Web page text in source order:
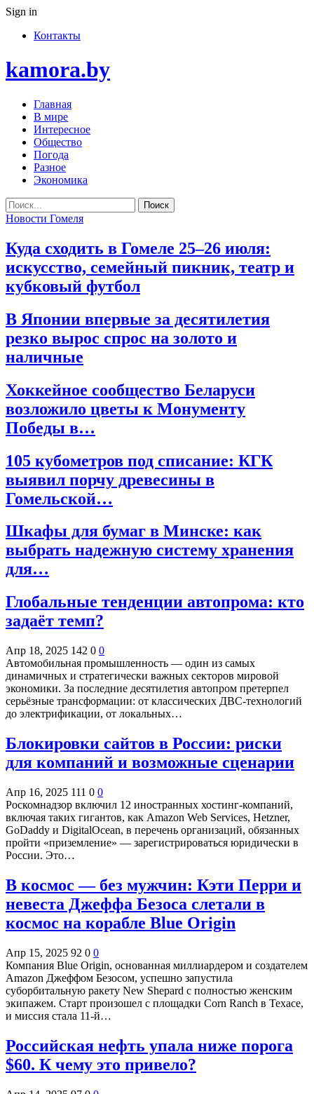
Sign in
Контакты
kamora.by
Главная
В мире
Интересное
Общество
Погода
Разное
Экономика
Новости Гомеля
Куда сходить в Гомеле 25–26 июля:
искусство, семейный пикник, театр и
кубковый футбол
В Японии впервые за десятилетия
резко вырос спрос на золото и
наличные
Хоккейное сообщество Беларуси
возложило цветы к Монументу
Победы в…
105 кубометров под списание: КГК
выявил порчу древесины в
Гомельской…
Шкафы для бумаг в Минске: как
выбрать надежную систему хранения
для…
Глобальные тенденции автопрома: кто
задаёт темп?
Апр 18, 2025 142 0 0
Автомобильная промышленность — один из самых
динамичных и стратегически важных секторов мировой
экономики. За последние десятилетия автопром претерпел
серьёзные трансформации: от классических ДВС-технологий
до электрификации, от локальных…
Блокировки сайтов в России: риски
для компаний и возможные сценарии
Апр 16, 2025 111 0 0
Роскомнадзор включил 12 иностранных хостинг-компаний,
включая таких гигантов, как Amazon Web Services, Hetzner,
GoDaddy и DigitalOcean, в перечень организаций, обязанных
пройти «приземление» — зарегистрироваться юридически в
России. Это…
В космос — без мужчин: Кэти Перри и
невеста Джеффа Безоса слетали в
космос на корабле Blue Origin
Апр 15, 2025 92 0 0
Компания Blue Origin, основанная миллиардером и создателем
Amazon Джеффом Безосом, успешно запустила
суборбитальную ракету New Shepard с полностью женским
экипажем. Старт произошел с площадки Corn Ranch в Техасе,
и миссия стала 11-й…
Российская нефть упала ниже порога
$60. К чему это привело?